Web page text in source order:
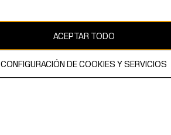
ACEPTAR TODO
CONFIGURACIÓN DE COOKIES Y SERVICIOS